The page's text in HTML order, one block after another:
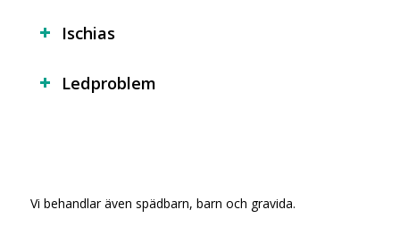
Ischias
Ledproblem
Vi behandlar även spädbarn, barn och gravida.